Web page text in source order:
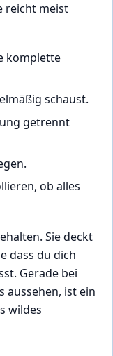
reicht meist
komplette
schaust.
getrennt
ob alles
Sie deckt
dass du dich
Gerade bei
aussehen, ist ein
wildes